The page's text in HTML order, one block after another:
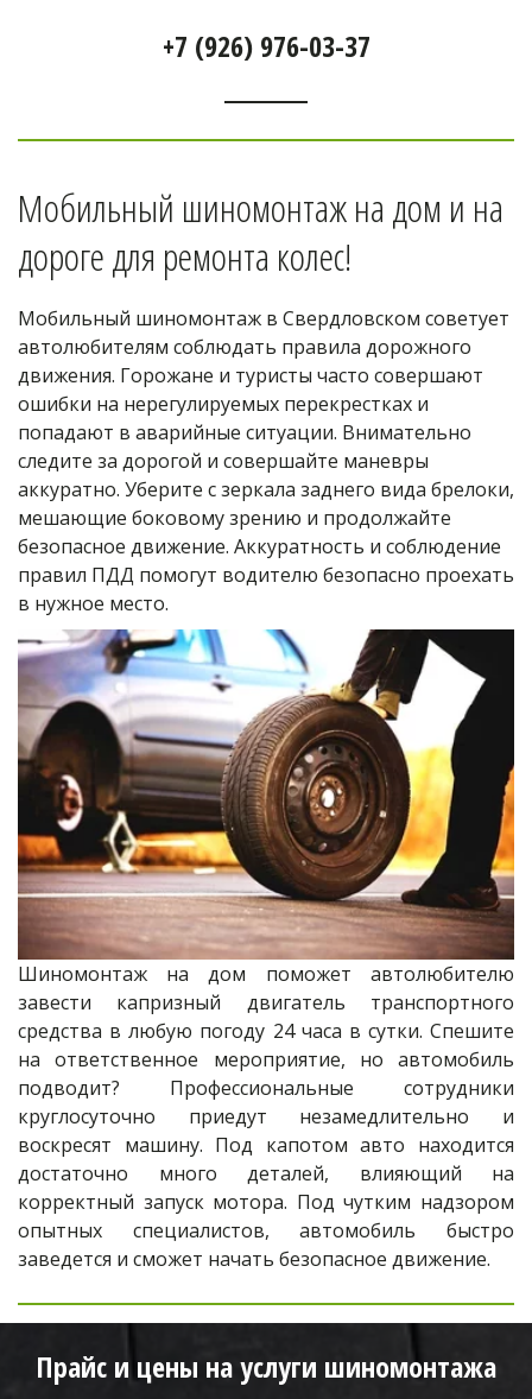
+7 (926) 976-03-37
Мобильный шиномонтаж на дом и на
дороге для ремонта колес!
Мобильный шиномонтаж в Свердловском советует
автолюбителям соблюдать правила дорожного
движения. Горожане и туристы часто совершают
ошибки на нерегулируемых перекрестках и
попадают в аварийные ситуации. Внимательно
следите за дорогой и совершайте маневры
аккуратно. Уберите с зеркала заднего вида брелоки,
мешающие боковому зрению и продолжайте
безопасное движение. Аккуратность и соблюдение
правил ПДД помогут водителю безопасно проехать
в нужное место.
Шиномонтаж на дом поможет автолюбителю
завести капризный двигатель транспортного
средства в любую погоду 24 часа в сутки. Спешите
на ответственное мероприятие, но автомобиль
подводит? Профессиональные сотрудники
круглосуточно приедут незамедлительно и
воскресят машину. Под капотом авто находится
достаточно много деталей, влияющий на
корректный запуск мотора. Под чутким надзором
опытных специалистов, автомобиль быстро
заведется и сможет начать безопасное движение.
Прайс и цены на услуги шиномонтажа